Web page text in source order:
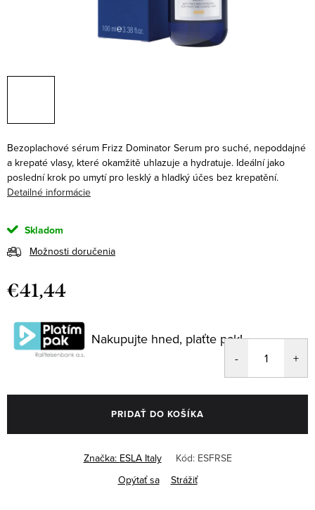
Bezoplachové sérum Frizz Dominator Serum pro suché, nepoddajné
a krepaté vlasy, které okamžitě uhlazuje a hydratuje. Ideální jako
poslední krok po umytí pro lesklý a hladký účes bez krepatění.
Detailné informácie
Skladom
Možnosti doručenia
€41,44
cena:
Nakupujte hned, plaťte pak!
PRIDAŤ DO KOŠÍKA
Značka: ESLA Italy Kód: ESFRSE
Opýtať sa
Strážiť